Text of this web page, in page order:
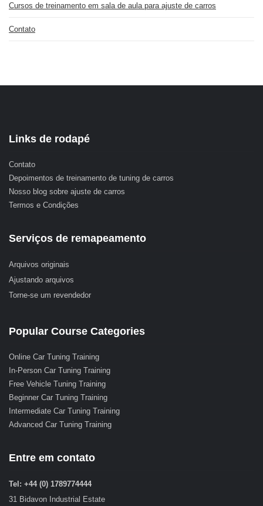
Cursos de treinamento em sala de aula para ajuste de carros
Contato
Links de rodapé
Contato
Depoimentos de treinamento de tuning de carros
Nosso blog sobre ajuste de carros
Termos e Condições
Serviços de remapeamento
Arquivos originais
Ajustando arquivos
Torne-se um revendedor
Popular Course Categories
Online Car Tuning Training
In-Person Car Tuning Training
Free Vehicle Tuning Training
Beginner Car Tuning Training
Intermediate Car Tuning Training
Advanced Car Tuning Training
Entre em contato
Tel: +44 (0) 1789774444
31 Bidavon Industrial Estate